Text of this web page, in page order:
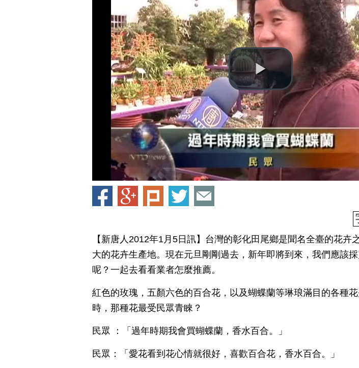
【新唐人2012年1月5日訊】台灣的彰化田尾鄉是聞名全臺的花卉
大的花卉生產地。現在元旦剛剛過去，新年即將到來，我們應該
呢？一起去看看業者怎麼推薦。
紅色的玫瑰，五顏六色的百合花，以及蝴蝶蘭等琳琅滿目的各種
時，那種花最受民眾青睞？
民眾 ：「過年時期我會買蝴蝶蘭，香水百合。」
民眾：「愛花看到花心情就很好，喜歡百合花，香水百合。」